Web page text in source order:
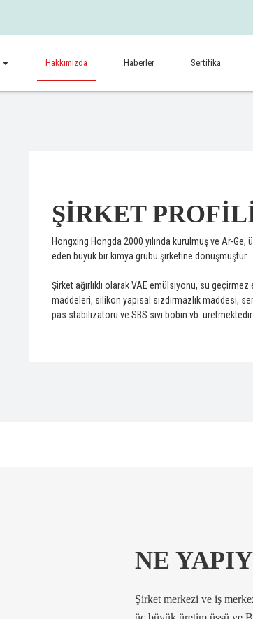
Hakkımızda Haberler Sertifika
ŞİRKET
Hongxing Hongda 2000 yılında kurulmuş ve Ar-
eden büyük bir kimya grubu şirketine dönüşmüştür.
Şirket ağırlıklı olarak VAE emülsiyonu, su
maddeleri, silikon yapısal sızdırmazlık maddesi,
pas stabilizatörü ve SBS sıvı bobin vb. üretmektedir.
NE
Şirket merkezi ve iş